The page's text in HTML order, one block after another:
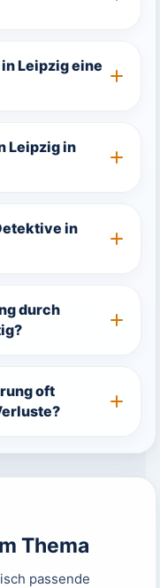
Leipzig eine
Leipzig in
in
durch
oft
Thema
passende